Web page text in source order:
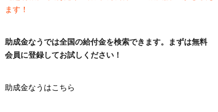
ます！
助成金なうでは全国の給付金を検索できます。まずは無料
会員に登録してお試しください！
助成金なうはこちら